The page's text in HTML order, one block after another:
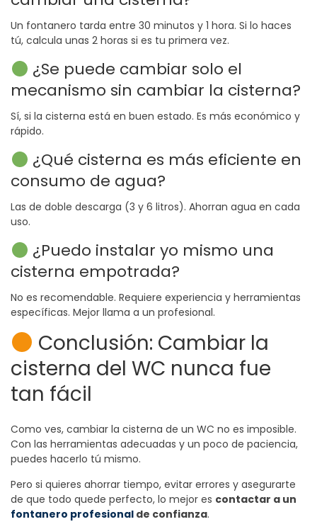
Un fontanero tarda entre 30 minutos y 1 hora. Si lo haces
tú, calcula unas 2 horas si es tu primera vez.
¿Se puede cambiar solo el
mecanismo sin cambiar la cisterna?
Sí, si la cisterna está en buen estado. Es más económico y
rápido.
¿Qué cisterna es más eficiente en
consumo de agua?
Las de doble descarga (3 y 6 litros). Ahorran agua en cada
uso.
¿Puedo instalar yo mismo una
cisterna empotrada?
No es recomendable. Requiere experiencia y herramientas
específicas. Mejor llama a un profesional.
Conclusión: Cambiar la
cisterna del WC nunca fue
tan fácil
Como ves, cambiar la cisterna de un WC no es imposible.
Con las herramientas adecuadas y un poco de paciencia,
puedes hacerlo tú mismo.
Pero si quieres ahorrar tiempo, evitar errores y asegurarte
de que todo quede perfecto, lo mejor es contactar a un
fontanero profesional de confianza.